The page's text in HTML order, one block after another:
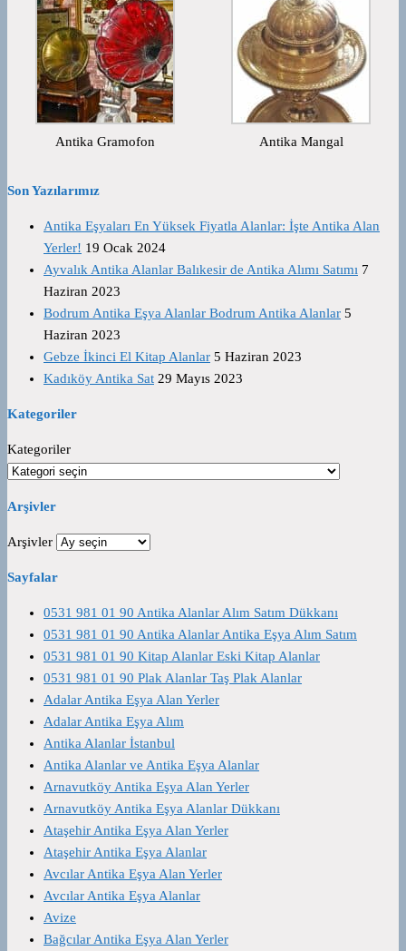
Antika Gramofon Antika Mangal
Son Yazılarımız
Antika Eşyaları En Yüksek Fiyatla Alanlar: İşte Antika Alan
Yerler! 19 Ocak 2024
Ayvalık Antika Alanlar Balıkesir de Antika Alımı Satımı 7
Haziran 2023
Bodrum Antika Eşya Alanlar Bodrum Antika Alanlar 5
Haziran 2023
Gebze İkinci El Kitap Alanlar 5 Haziran 2023
Kadıköy Antika Sat 29 Mayıs 2023
Kategoriler
Kategoriler
Arşivler
Arşivler
Sayfalar
0531 981 01 90 Antika Alanlar Alım Satım Dükkanı
0531 981 01 90 Antika Alanlar Antika Eşya Alım Satım
0531 981 01 90 Kitap Alanlar Eski Kitap Alanlar
0531 981 01 90 Plak Alanlar Taş Plak Alanlar
Adalar Antika Eşya Alan Yerler
Adalar Antika Eşya Alım
Antika Alanlar İstanbul
Antika Alanlar ve Antika Eşya Alanlar
Arnavutköy Antika Eşya Alan Yerler
Arnavutköy Antika Eşya Alanlar Dükkanı
Ataşehir Antika Eşya Alan Yerler
Ataşehir Antika Eşya Alanlar
Avcılar Antika Eşya Alan Yerler
Avcılar Antika Eşya Alanlar
Avize
Bağcılar Antika Eşya Alan Yerler